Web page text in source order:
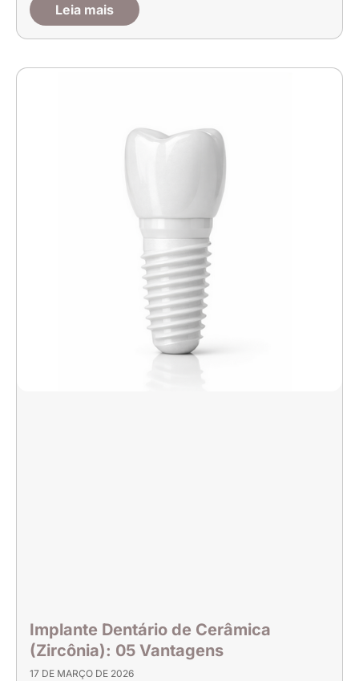
Leia mais
Implante Dentário de Cerâmica
(Zircônia): 05 Vantagens
17 DE MARÇO DE 2026